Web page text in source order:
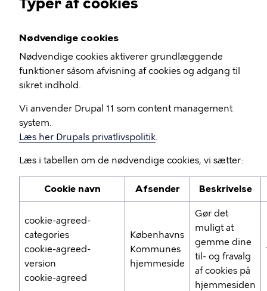
Nødvendige cookies
Nødvendige cookies aktiverer grundlæggende
funktioner såsom afvisning af cookies og adgang til
sikret indhold.
Vi anvender Drupal 11 som content management
system.
Læs her Drupals privatlivspolitik.
Læs i tabellen om de nødvendige cookies, vi sætter:
Cookie navn Afsender Beskrivelse
cookie-agreed-
categories
cookie-agreed-
version
cookie-agreed
Københavns
Kommunes
hjemmeside
Gør det
muligt at
gemme dine
til- og fravalg
af cookies på
hjemmesiden